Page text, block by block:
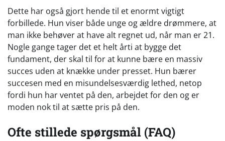
Dette har også gjort hende til et enormt vigtigt
forbillede. Hun viser både unge og ældre drømmere, at
man ikke behøver at have alt regnet ud, når man er 21.
Nogle gange tager det et helt årti at bygge det
fundament, der skal til for at kunne bære en massiv
succes uden at knække under presset. Hun bærer
succesen med en misundelsesværdig lethed, netop
fordi hun har ventet på den, arbejdet for den og er
moden nok til at sætte pris på den.
Ofte stillede spørgsmål (FAQ)